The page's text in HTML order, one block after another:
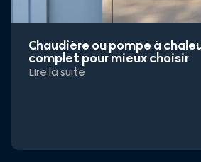
Chaudière ou pompe à
complet pour mieux choisir
Lire la suite